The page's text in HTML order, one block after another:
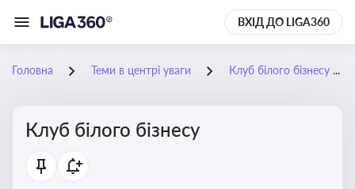
ВХІД ДО LIGA360
Головна Теми в центрі уваги Клуб білого бізнесу
Клуб білого бізнесу